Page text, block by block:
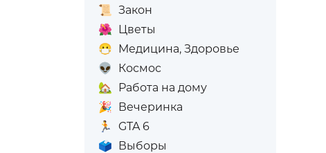
📜 Закон
🌺 Цветы
😷 Медицина, Здоровье
👽
Космос
🏡
Работа на дому
🎉 Вечеринка
🏃
GTA 6
🗳️ Выборы